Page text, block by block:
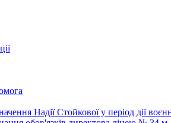
Надії Стойкової у період дії